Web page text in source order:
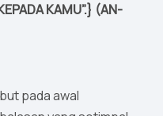
KAMU”.} (AN-
pada awal